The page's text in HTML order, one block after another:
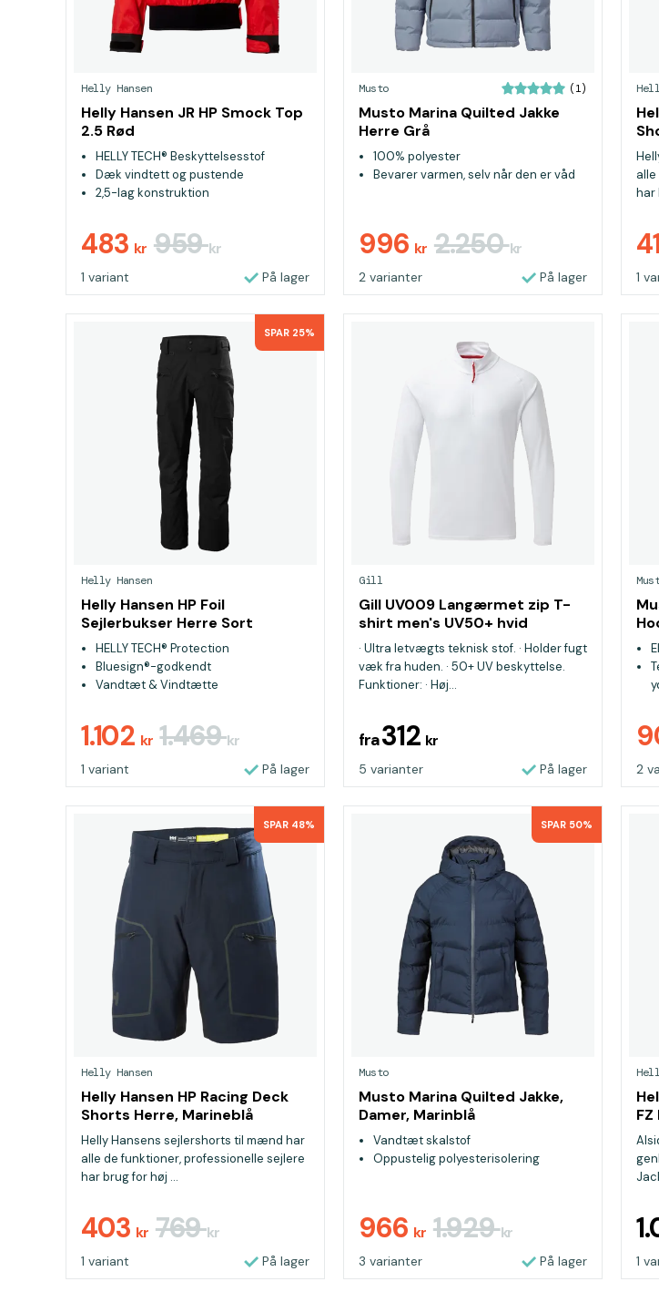
Helly Hansen
Helly Hansen JR HP Smock Top
2.5 Rød
HELLY TECH® Beskyttelsesstof
Dæk vindtett og pustende
2,5-lag konstruktion
483 kr 959kr
1 variant På lager
Musto (1)
Musto Marina Quilted Jakke
Herre Grå
100% polyester
Bevarer varmen, selv når den er våd
996 kr 2.250kr
2 varianter På lager
har
1
SPAR 25%
Helly Hansen
Helly Hansen HP Foil
Sejlerbukser Herre Sort
HELLY TECH® Protection
Bluesign®-godkendt
Vandtæt & Vindtætte
1.102 kr 1.469kr
1 variant På lager
Gill
Gill UV009 Langærmet zip T-
shirt men's UV50+ hvid
· Ultra letvægts teknisk stof. · Holder fugt
væk fra huden. · 50+ UV beskyttelse.
Funktioner: · Høj...
fra312 kr
5 varianter På lager 2
SPAR 48%
Helly Hansen
Helly Hansen HP Racing Deck
Shorts Herre, Marineblå
Helly Hansens sejlershorts til mænd har
alle de funktioner, professionelle sejlere
har brug for høj ...
403 kr 769kr
1 variant På lager
SPAR 50%
Musto
Musto Marina Quilted Jakke,
Damer, Marinblå
Vandtæt skalstof
Oppustelig polyesterisolering
966 kr 1.929kr
3 varianter På lager 1